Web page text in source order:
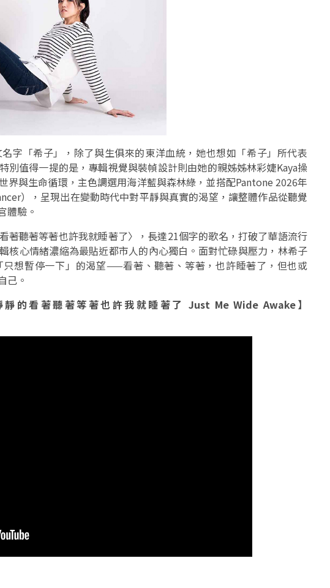
字「希子」，除了與生俱來的東洋血統，她也想如「希子」所代表
別值得一提的是，專輯視覺與裝幀設計則由她的親姊姊林彩婕Kaya操
界與生命循環，主色調選用海洋藍與森林綠，並搭配Pantone 2026年
），呈現出在變動時代中對平靜與真實的渴望，讓整體作品從聽覺
體驗。
著聽著等著也許我就睡著了〉，長達21個字的歌名，打破了華語流行
核心情緒濃縮為最貼近都市人的內心獨白。面對忙碌與壓力，林希子
只想暫停一下」的渴望——看著、聽著、等著，也許睡著了，但也或
己。
的看著聽著等著也許我就睡著了 Just Me Wide Awake】